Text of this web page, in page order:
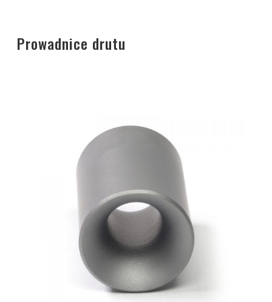
Prowadnice drutu